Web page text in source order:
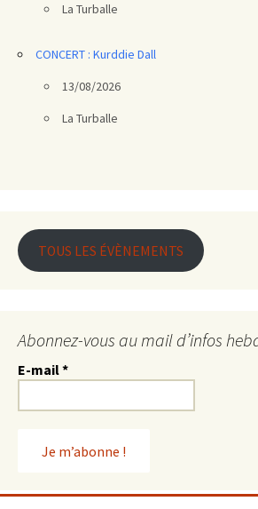
La Turballe
CONCERT : Kurddie Dall
13/08/2026
La Turballe
TOUS LES ÉVÈNEMENTS
Abonnez-vous au mail d’infos
E-mail*